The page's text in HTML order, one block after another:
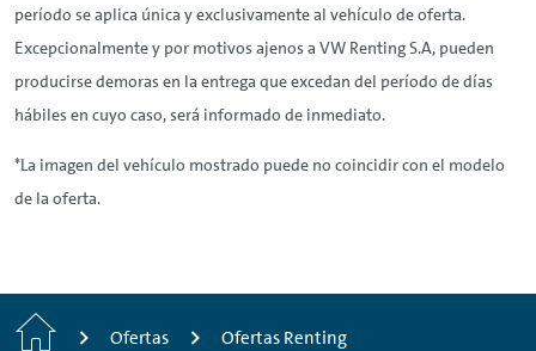
período se aplica única y exclusivamente al vehículo de oferta.
Excepcionalmente y por motivos ajenos a VW RentingS.A, pueden
producirse demoras en la entrega que excedan del período de días
hábiles en cuyo caso, será informado de inmediato.
*La imagen del vehículo mostrado puede no coincidir con el modelo
de la oferta.
Inicio Ofertas Ofertas Renting